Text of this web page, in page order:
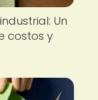
Un
costos y